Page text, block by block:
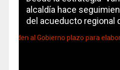
alcaldía hace
del acueducto regional